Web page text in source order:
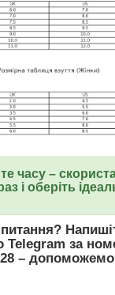
часу –
і оберіть
Telegram за
– допоможемо